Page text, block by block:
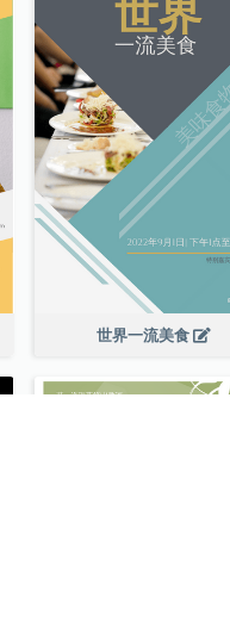
世界一流美食